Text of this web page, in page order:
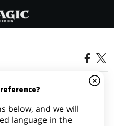
報告
below, and we will
language in the